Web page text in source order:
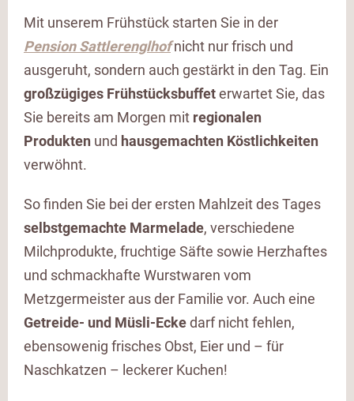
Mit unserem Frühstück starten Sie in der
Pension Sattlerenglhofnicht nur frisch und
ausgeruht, sondern auch gestärkt in den Tag. Ein
großzügiges Frühstücksbuffeterwartet Sie, das
Sie bereits am Morgen mit regionalen
Produkten und hausgemachten Köstlichkeiten
verwöhnt.
So finden Sie bei der ersten Mahlzeit des Tages
selbstgemachte Marmelade, verschiedene
Milchprodukte, fruchtige Säfte sowie Herzhaftes
und schmackhafte Wurstwaren vom
Metzgermeister aus der Familie vor. Auch eine
Getreide- und Müsli-Eckedarf nicht fehlen,
ebensowenig frisches Obst, Eier und – für
Naschkatzen – leckerer Kuchen!